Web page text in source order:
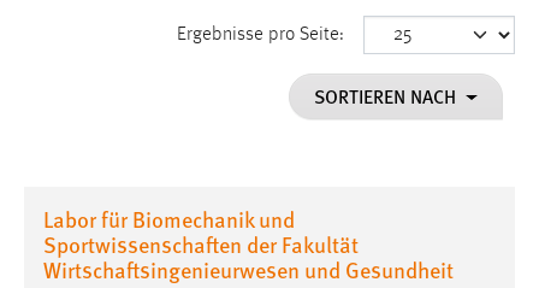
Ergebnisse pro Seite:
SORTIEREN NACH
Labor für Biomechanik und
Sportwissenschaften der Fakultät
Wirtschaftsingenieurwesen und Gesundheit
Dieser Cookie speichert die ausgewählten Einverständnis-
Performance
Name:
staticfilecache